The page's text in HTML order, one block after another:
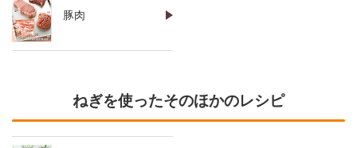
豚肉
ねぎを使ったそのほかのレシピ